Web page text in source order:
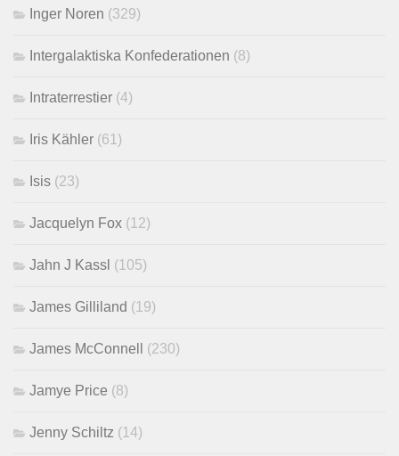
Inger Noren (329)
Intergalaktiska Konfederationen (8)
Intraterrestier (4)
Iris Kähler (61)
Isis (23)
Jacquelyn Fox (12)
Jahn J Kassl (105)
James Gilliland (19)
James McConnell (230)
Jamye Price (8)
Jenny Schiltz (14)